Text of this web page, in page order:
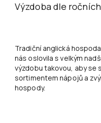
Výzdoba dle
Tradiční anglická
nás oslovila s velkým
výzdobu takovou, aby se
sortimentem nápojů a
hospody.